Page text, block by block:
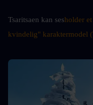
Tsaritsaen kan sesholder
kvindelig" karaktermodel